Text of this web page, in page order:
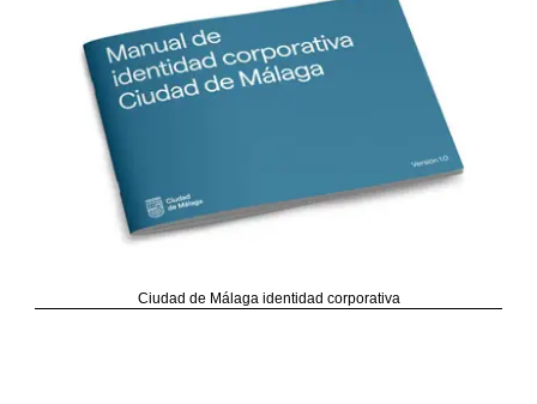
Ciudad de Málaga identidad corporativa